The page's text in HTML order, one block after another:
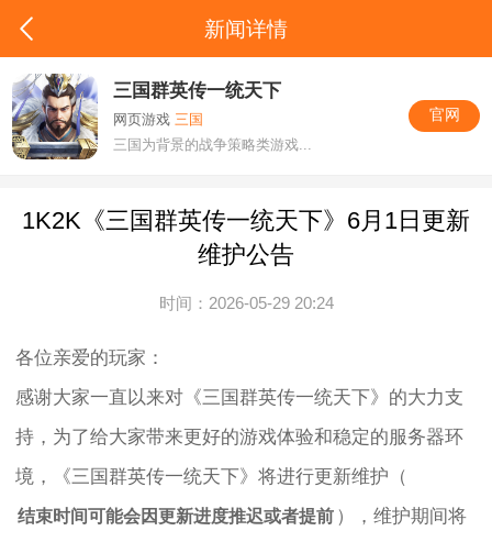
新闻详情
三国群英传一统天下
网页游戏 三国
三国为背景的战争策略类游戏...
官网
1K2K《三国群英传一统天下》6月1日更新
维护公告
时间：2026-05-29 20:24
各位亲爱的玩家：
感谢大家一直以来对《三国群英传一统天下》的大力支
持，为了给大家带来更好的游戏体验和稳定的服务器环
境，《三国群英传一统天下》将进行更新维护（
结束时间可能会因更新进度推迟或者提前 ），维护期间将